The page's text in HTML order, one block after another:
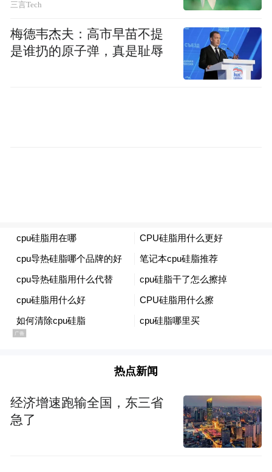
三言Tech
梅德韦杰夫：高市早苗不提
是谁扔的原子弹，真是耻辱
热点新闻
经济增速跑输全国，东三省
急了